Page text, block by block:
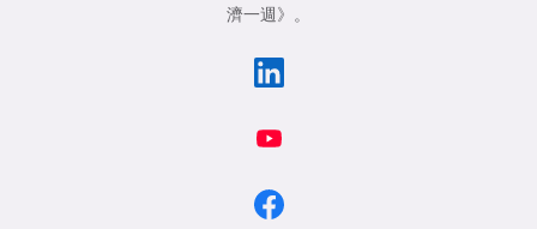
濟一週》
。